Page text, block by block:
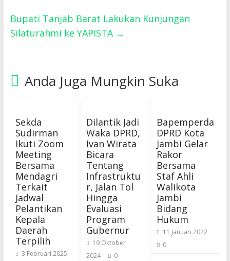
Bupati Tanjab Barat Lakukan Kunjungan
Silaturahmi ke YAPISTA →
Anda Juga Mungkin Suka
Sekda
Sudirman
Ikuti Zoom
Meeting
Bersama
Mendagri
Terkait
Jadwal
Pelantikan
Kepala
Daerah
Terpilih
3 Februari 2025
Dilantik Jadi
Waka DPRD,
Ivan Wirata
Bicara
Tentang
Infrastruktu
r, Jalan Tol
Hingga
Evaluasi
Program
Gubernur
19 Oktober
2024
0
Bapemperda
DPRD Kota
Jambi Gelar
Rakor
Bersama
Staf Ahli
Walikota
Jambi
Bidang
Hukum
11 Januari 2022
0